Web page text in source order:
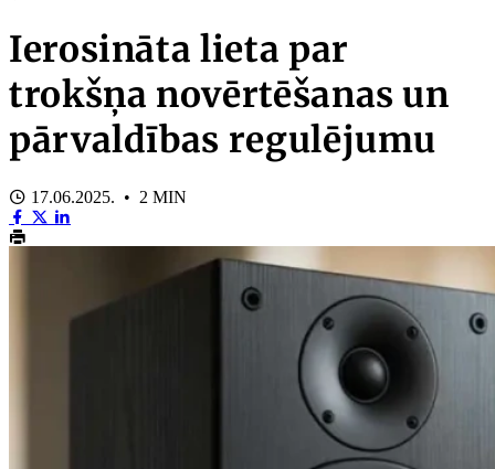
Ierosināta lieta par
trokšņa novērtēšanas un
pārvaldības regulējumu
17.06.2025. • 2 MIN